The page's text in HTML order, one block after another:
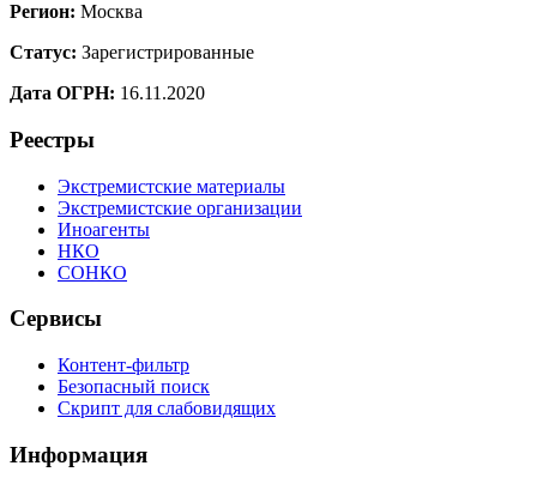
Регион: Москва
Статус: Зарегистрированные
Дата ОГРН: 16.11.2020
Реестры
Экстремистские материалы
Экстремистские организации
Иноагенты
НКО
СОНКО
Сервисы
Контент-фильтр
Безопасный поиск
Скрипт для слабовидящих
Информация